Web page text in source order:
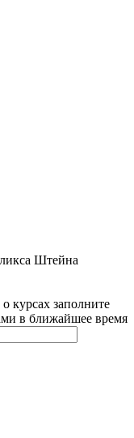
Штейна
курсах заполните
в ближайшее время